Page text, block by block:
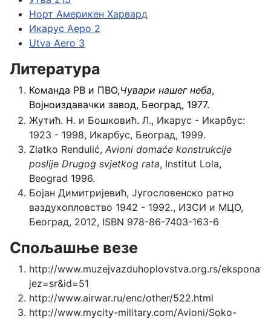
Норт Америкен Харвард
Икарус Аеро 2
Utva Aero 3
Литература
Команда РВ и ПВО,Чувари нашег неба,
Војноиздавачки завод, Београд, 1977.
Жутић. Н. и Бошковић. Л., Икарус - Икарбус:
1923 - 1998, Икарбус, Београд, 1999.
Zlatko Rendulić, Avioni domaće konstrukcije
poslije Drugog svjetkog rata, Institut Lola,
Beograd 1996.
Бојан Димитријевић, Југословенско ратно
ваздухопловство 1942 - 1992., ИЗСИ и МЦО,
Београд, 2012, ISBN 978-86-7403-163-6
Спољашње везе
http://www.muzejvazduhoplovstva.org.rs/
jez=sr&id=51
http://www.airwar.ru/enc/other/522.html
http://www.mycity-military.com/Avioni/Soko-